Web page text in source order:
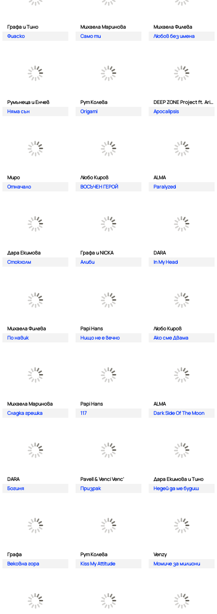
Графа и Тино
Фиаско
Михаела Маринова
Само ти
Михаела Филева
Любов без имена
Румънеца и Енчев
Няма сън
Рут Колева
Origami
DEEP ZONE Project ft. Aristos Constantinou
Apocalipsis
Миро
Отначало
Любо Киров
ВОСЪЧЕН ГЕРОЙ
ALMA
Paralyzed
Дара Екимова
Стокхолм
Графа и NICKA
Алиби
DARA
In My Head
Михаела Филева
По навик
Papi Hans
Нищо не е вечно
Любо Киров
Ако сме Двама
Михаела Маринова
Сладка грешка
Papi Hans
117
ALMA
Dark Side Of The Moon
DARA
Богиня
Pavell & Venci Venc'
Призрак
Дара Екимова и Тино
Недей да ме будиш
Графа
Вековна гора
Рут Колева
Kiss My Attitude
Venzy
Момиче за милиони